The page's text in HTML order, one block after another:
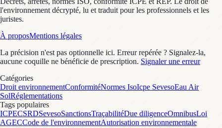
l'environnement décrypté, lu et traduit pour les professionnels et les
juristes.
À proposMentions légales
La précision n'est pas optionnelle ici. Erreur repérée ? Signalez-la,
aucune coquille ne bénéficie de prescription. Signaler une erreur
Catégories
Droit environnementConformitéNormes IsoIcpe SevesoEau Air
SolRéglementations
Tags populaires
ICPECSRDSevesoSanctionsTraçabilitéDue diligenceOmnibusLoi
AGECCode de l'environnementAutorisation environnementale